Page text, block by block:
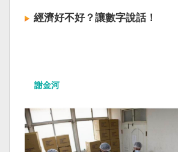
經濟好不好？讓數字說話！
謝金河